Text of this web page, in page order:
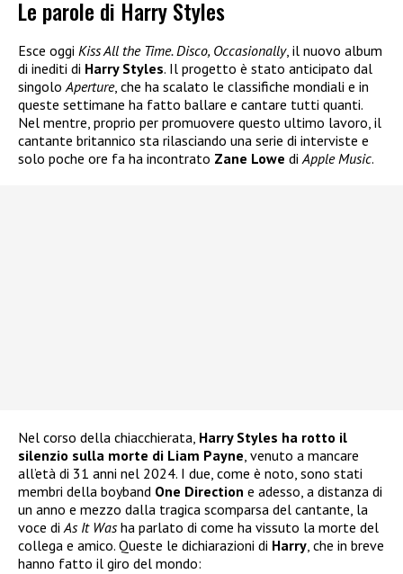
Le parole di Harry Styles
Esce oggi Kiss All the Time. Disco, Occasionally, il nuovo album
di inediti di Harry Styles. Il progetto è stato anticipato dal
singoloAperture, che ha scalato le classifiche mondiali e in
queste settimane ha fatto ballare e cantare tutti quanti.
Nel mentre, proprio per promuovere questo ultimo lavoro, il
cantante britannico sta rilasciando una serie di interviste e
solo poche ore fa ha incontrato Zane Lowe diApple Music.
Nel corso della chiacchierata, Harry Styles ha rotto il
silenzio sulla morte di Liam Payne, venuto a mancare
all’età di 31 anni nel 2024. I due, come è noto, sono stati
membri della boyband One Direction e adesso, a distanza di
un anno e mezzo dalla tragica scomparsa del cantante, la
voce diAs It Washa parlato di come ha vissuto la morte del
collega e amico. Queste le dichiarazioni di Harry, che in breve
hanno fatto il giro del mondo: